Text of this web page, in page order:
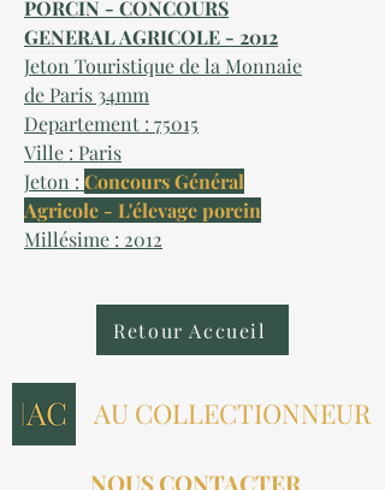
PORCIN - CONCOURS
GENERAL AGRICOLE - 2012
Jeton Touristique de la Monnaie
de Paris 34mm
Departement : 75015
Ville : Paris
Jeton : Concours Général
Agricole - L'élevage porcin
Millésime : 2012
Retour Accueil
AU COLLECTIONNEUR
NOUS CONTACTER